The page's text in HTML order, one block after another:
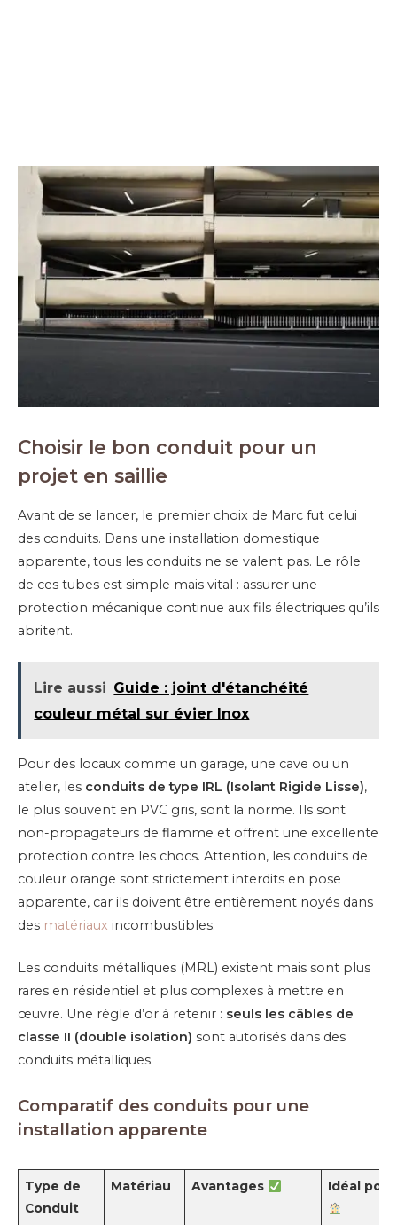
Choisir le bon conduit pour un
projet en saillie
Avant de se lancer, le premier choix de Marc fut celui
des conduits. Dans une installation domestique
apparente, tous les conduits ne se valent pas. Le rôle
de ces tubes est simple mais vital : assurer une
protection mécanique continue aux fils électriques qu’ils
abritent.
Lire aussi Guide : joint d'étanchéité
couleur métal sur évier Inox
Pour des locaux comme un garage, une cave ou un
atelier, les conduits de type IRL (Isolant Rigide Lisse),
le plus souvent en PVC gris, sont la norme. Ils sont
non-propagateurs de flamme et offrent une excellente
protection contre les chocs. Attention, les conduits de
couleur orange sont strictement interdits en pose
apparente, car ils doivent être entièrement noyés dans
des matériaux incombustibles.
Les conduits métalliques (MRL) existent mais sont plus
rares en résidentiel et plus complexes à mettre en
œuvre. Une règle d’or à retenir : seuls les câbles de
classe II (double isolation) sont autorisés dans des
conduits métalliques.
Comparatif des conduits pour une
installation apparente
Type de
Conduit
Matériau Avantages Idéal